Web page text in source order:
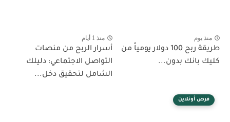
منذ يوم
طريقة ربح 100 دولار يومياً من
كليك بانك بدون...
منذ 1 أيام
أسرار الربح من منصات
التواصل الاجتماعي: دليلك
الشامل لتحقيق دخل...
فرص أونلاين